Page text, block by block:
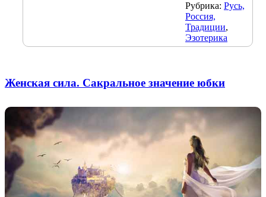
Рубрика: Русь,
Россия,
Традиции,
Эзотерика
Женская сила. Сакральное значение юбки